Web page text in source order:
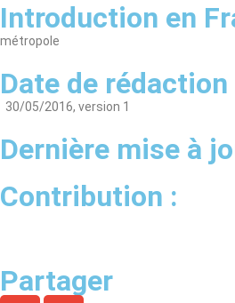
Introduction en
métropole
Date de rédaction
30/05/2016, version 1
Dernière mise à
Contribution :
Partager